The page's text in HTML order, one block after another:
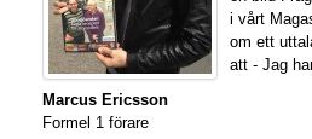
i vårt
om ett
att - Jag
Marcus Ericsson
Formel 1 förare